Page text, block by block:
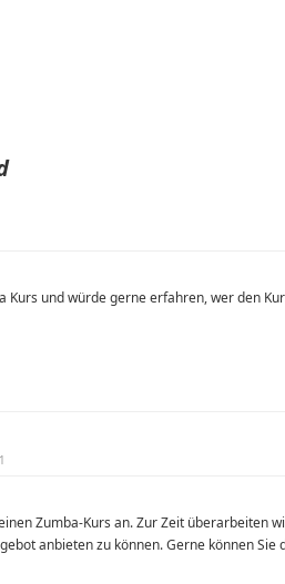
Kurs und würde gerne erfahren, wer den
Zumba-Kurs an. Zur Zeit überarbeiten
anbieten zu können. Gerne können Sie